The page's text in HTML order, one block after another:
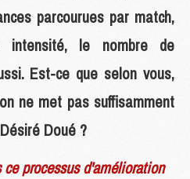
parcourues par match,
le nombre de
Est-ce que selon vous,
ne met pas suffisamment
Doué ?
processus d'amélioration